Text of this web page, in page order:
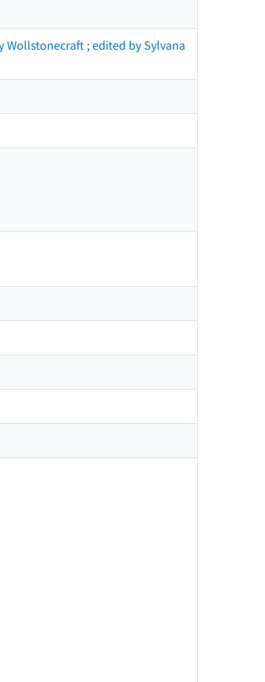
; edited by Sylvana